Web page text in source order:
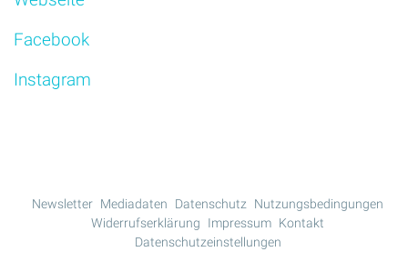
Facebook
Instagram
Newsletter Mediadaten Datenschutz
Nutzungsbedingungen
Widerrufserklärung
Impressum Kontakt
Datenschutzeinstellungen